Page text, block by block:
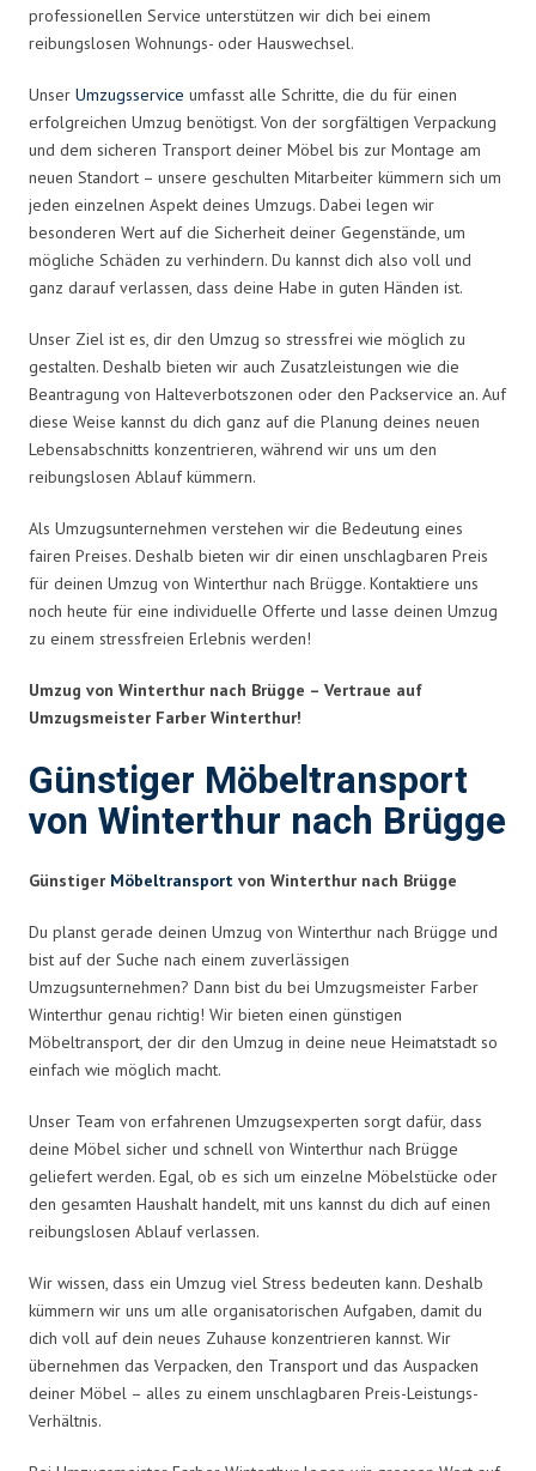
professionellen Service unterstützen wir dich bei einem
reibungslosen Wohnungs- oder Hauswechsel.
Unser Umzugsservice umfasst alle Schritte, die du für einen
erfolgreichen Umzug benötigst. Von der sorgfältigen Verpackung
und dem sicheren Transport deiner Möbel bis zur Montage am
neuen Standort – unsere geschulten Mitarbeiter kümmern sich um
jeden einzelnen Aspekt deines Umzugs. Dabei legen wir
besonderen Wert auf die Sicherheit deiner Gegenstände, um
mögliche Schäden zu verhindern. Du kannst dich also voll und
ganz darauf verlassen, dass deine Habe in guten Händen ist.
Unser Ziel ist es, dir den Umzug so stressfrei wie möglich zu
gestalten. Deshalb bieten wir auch Zusatzleistungen wie die
Beantragung von Halteverbotszonen oder den Packservice an. Auf
diese Weise kannst du dich ganz auf die Planung deines neuen
Lebensabschnitts konzentrieren, während wir uns um den
reibungslosen Ablauf kümmern.
Als Umzugsunternehmen verstehen wir die Bedeutung eines
fairen Preises. Deshalb bieten wir dir einen unschlagbaren Preis
für deinen Umzug von Winterthur nach Brügge. Kontaktiere uns
noch heute für eine individuelle Offerte und lasse deinen Umzug
zu einem stressfreien Erlebnis werden!
Umzug von Winterthur nach Brügge – Vertraue auf
Umzugsmeister Farber Winterthur!
Günstiger Möbeltransport
von Winterthur nach Brügge
Günstiger Möbeltransport von Winterthur nach Brügge
Du planst gerade deinen Umzug von Winterthur nach Brügge und
bist auf der Suche nach einem zuverlässigen
Umzugsunternehmen? Dann bist du bei Umzugsmeister Farber
Winterthur genau richtig! Wir bieten einen günstigen
Möbeltransport, der dir den Umzug in deine neue Heimatstadt so
einfach wie möglich macht.
Unser Team von erfahrenen Umzugsexperten sorgt dafür, dass
deine Möbel sicher und schnell von Winterthur nach Brügge
geliefert werden. Egal, ob es sich um einzelne Möbelstücke oder
den gesamten Haushalt handelt, mit uns kannst du dich auf einen
reibungslosen Ablauf verlassen.
Wir wissen, dass ein Umzug viel Stress bedeuten kann. Deshalb
kümmern wir uns um alle organisatorischen Aufgaben, damit du
dich voll auf dein neues Zuhause konzentrieren kannst. Wir
übernehmen das Verpacken, den Transport und das Auspacken
deiner Möbel – alles zu einem unschlagbaren Preis-Leistungs-
Verhältnis.